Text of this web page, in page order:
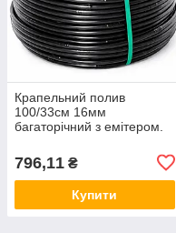
Крапельний полив
100/33см 16мм
багаторічний з емітером.
796,11 ₴
Купити